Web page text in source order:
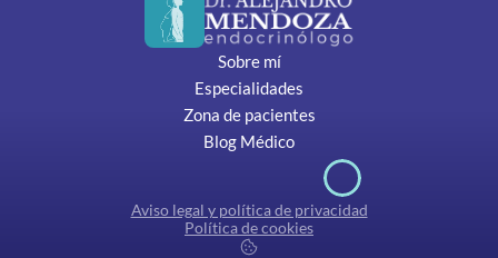
Sobre mí
Especialidades
Zona de pacientes
Blog Médico
Aviso legal y política de privacidad
Política de cookies